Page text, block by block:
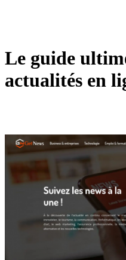
Le guide
actualités en